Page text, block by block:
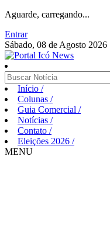
Aguarde, carregando...
Entrar
Sábado, 08 de Agosto 2026
Início /
Colunas /
Guia Comercial /
Notícias /
Contato /
Eleições 2026 /
MENU